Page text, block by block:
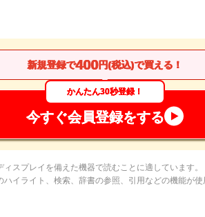
新規登録で400円(税込)で買える！
かんたん30秒登録！
今すぐ会員登録をする
スプレイを備えた機器で読むことに適しています。
イライト、検索、辞書の参照、引用などの機能が使